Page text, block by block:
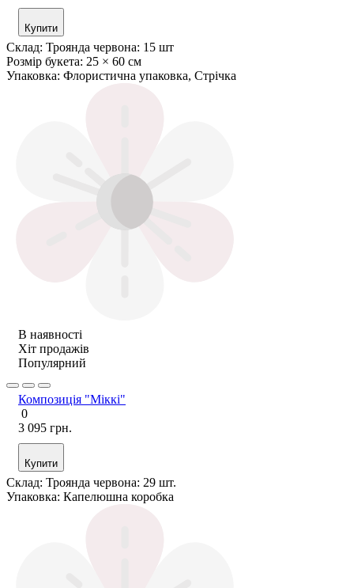
Купити
Склад: Троянда червона: 15 шт
Розмір букета: 25 × 60 см
Упаковка: Флористична упаковка, Стрічка
В наявності
Хіт продажів
Популярний
Композиція "Міккі"
0
3 095 грн.
Купити
Склад: Троянда червона: 29 шт.
Упаковка: Капелюшна коробка